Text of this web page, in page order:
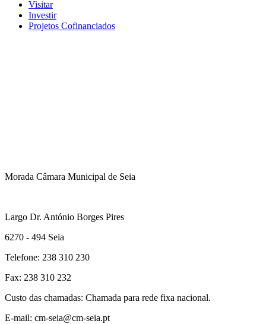
Visitar
Investir
Projetos Cofinanciados
Morada Câmara Municipal de Seia
Largo Dr. António Borges Pires
6270 - 494 Seia
Telefone: 238 310 230
Fax: 238 310 232
Custo das chamadas: Chamada para rede fixa nacional.
E-mail: cm-seia@cm-seia.pt